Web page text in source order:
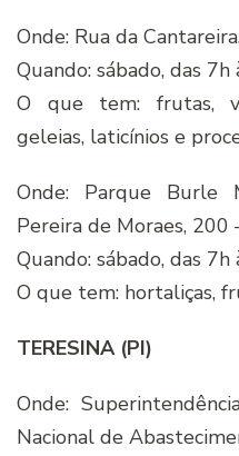
Onde: Rua da
Quando: sábado, das 7h
O que tem: frutas,
geleias, laticínios e
Onde: Parque Burle
Pereira de Moraes, 200
Quando: sábado, das 7h
O que tem: hortaliças,
TERESINA (PI)
Onde:
Nacional de